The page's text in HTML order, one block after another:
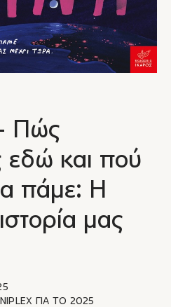
Πώς
και πού
πάμε: Η
μας
ΓΙΑ ΤΟ 2025